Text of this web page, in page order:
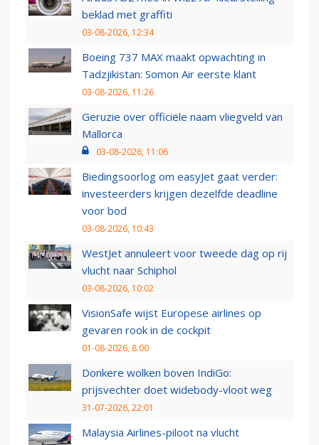
beklad met graffiti
03-08-2026, 12:34
Boeing 737 MAX maakt opwachting in
Tadzjikistan: Somon Air eerste klant
03-08-2026, 11:26
Geruzie over officiële naam vliegveld van
Mallorca
03-08-2026, 11:06
Biedingsoorlog om easyJet gaat verder:
investeerders krijgen dezelfde deadline
voor bod
03-08-2026, 10:43
WestJet annuleert voor tweede dag op rij
vlucht naar Schiphol
03-08-2026, 10:02
VisionSafe wijst Europese airlines op
gevaren rook in de cockpit
01-08-2026, 8:00
Donkere wolken boven IndiGo:
prijsvechter doet widebody-vloot weg
31-07-2026, 22:01
Malaysia Airlines-piloot na vlucht